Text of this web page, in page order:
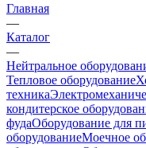
Главная
—
Каталог
—
Нейтральное
Тепловое оборудование
техника
кондитерское
фудаОборудование для
оборудованиеМоечное